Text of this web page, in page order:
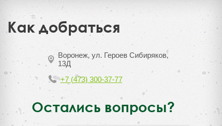
Как добраться
Воронеж, ул. Героев Сибиряков,
13Д
+7 (473) 300-37-77
Остались вопросы?